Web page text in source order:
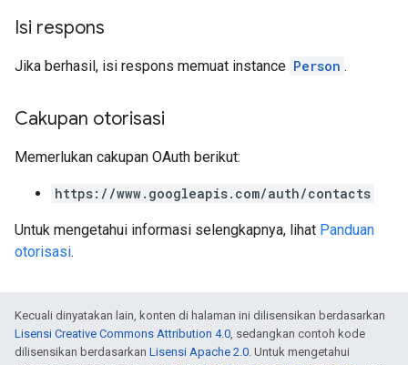
Isi respons
Jika berhasil, isi respons memuat instance Person .
Cakupan otorisasi
Memerlukan cakupan OAuth berikut:
https://www.googleapis.com/auth/contacts
Untuk mengetahui informasi selengkapnya, lihat Panduan
otorisasi.
Kecuali dinyatakan lain, konten di halaman ini dilisensikan berdasarkan
Lisensi Creative Commons Attribution 4.0, sedangkan contoh kode
dilisensikan berdasarkan Lisensi Apache 2.0. Untuk mengetahui